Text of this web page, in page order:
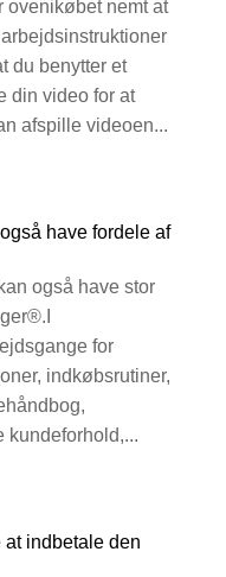
ovenikøbet nemt at
du benytter et
din video for at
afspille videoen...
have fordele af
også have stor
for
indkøbsrutiner,
kundeforhold,...
at indbetale den